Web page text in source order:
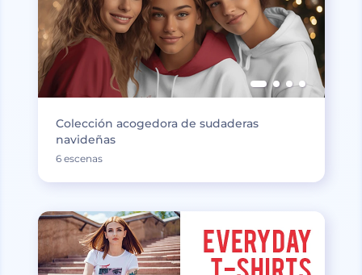
Colección acogedora de sudaderas
navideñas
6 escenas